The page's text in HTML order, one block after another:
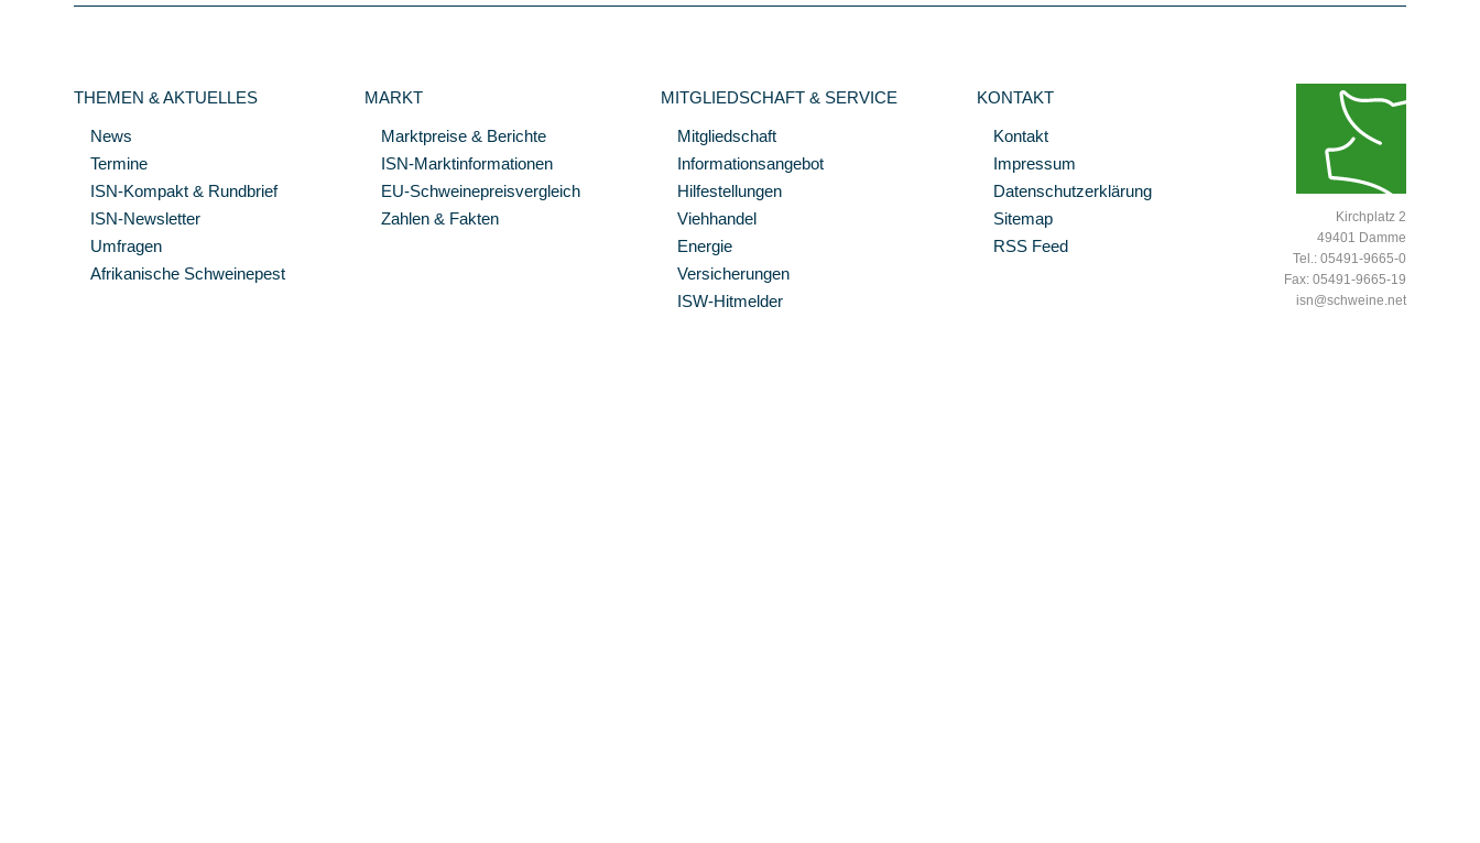
THEMEN & AKTUELLES
News
Termine
ISN-Kompakt & Rundbrief
ISN-Newsletter
Umfragen
Afrikanische Schweinepest
MARKT
Marktpreise & Berichte
ISN-Marktinformationen
EU-Schweinepreisvergleich
Zahlen & Fakten
MITGLIEDSCHAFT & SERVICE
Mitgliedschaft
Informationsangebot
Hilfestellungen
Viehhandel
Energie
Versicherungen
ISW-Hitmelder
KONTAKT
Kontakt
Impressum
Datenschutzerklärung
Sitemap
RSS Feed
Kirchplatz 2
49401 Damme
Tel.: 05491-9665-0
Fax: 05491-9665-19
isn@schweine.net